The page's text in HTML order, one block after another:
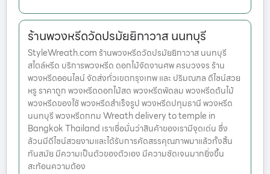
ร้านพวงหรีดวัดปรมัยยิกาวาส นนทบุรี
StyleWreath.com ร้านพวงหรีดวัดปรมัยยิกาวาส นนทบุรี
สไตล์หรีด บริการพวงหรีด ดอกไม้จัดงานศพ ครบวงจร ร้าน
พวงหรีดออนไลน์ จัดส่งทั่วเขตกรุงเทพ และ ปริมณฑล ดีไซน์สวย
หรู ราคาถูก พวงหรีดดอกไม้สด พวงหรีดพัดลม พวงหรีดต้นไม้
พวงหรีดของใช้ พวงหรีดสำเร็จรูป พวงหรีดปทุมธานี พวงหรีด
นนทบุรี พวงหรีดกทม Wreath delivery to temple in
Bangkok Thailand เราเชื่อมั่นว่าสินค้าของเรามีจุดเด่น ซึ่ง
ล้วนมีดีไซน์สวยงามและได้รับการคัดสรรคุณภาพมาแล้วทั้งสิ้น
ทันสมัย มีความเป็นตัวของตัวเอง มีความชัดเจนมากยิ่งขึ้น
สะท้อนความต้อง